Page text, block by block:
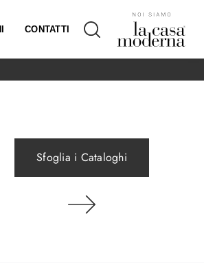
CONTATTI
Sfoglia i Cataloghi